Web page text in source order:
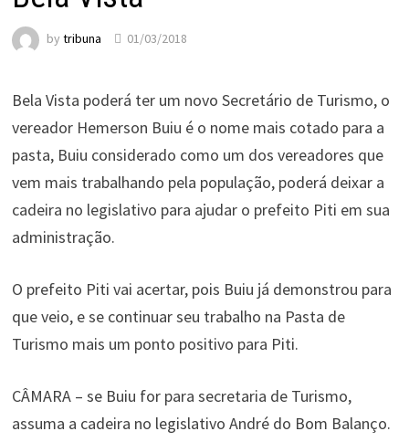
by tribuna 01/03/2018
Bela Vista poderá ter um novo Secretário de Turismo, o
vereador Hemerson Buiu é o nome mais cotado para a
pasta, Buiu considerado como um dos vereadores que
vem mais trabalhando pela população, poderá deixar a
cadeira no legislativo para ajudar o prefeito Piti em sua
administração.
O prefeito Piti vai acertar, pois Buiu já demonstrou para
que veio, e se continuar seu trabalho na Pasta de
Turismo mais um ponto positivo para Piti.
CÂMARA – se Buiu for para secretaria de Turismo,
assuma a cadeira no legislativo André do Bom Balanço.